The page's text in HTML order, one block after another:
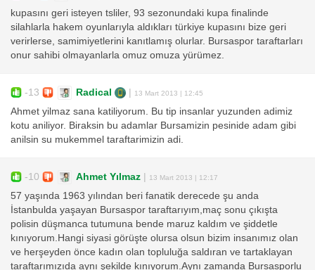
kupasını geri isteyen tsliler, 93 sezonundaki kupa finalinde
silahlarla hakem oyunlarıyla aldıkları türkiye kupasını bize geri
verirlerse, samimiyetlerini kanıtlamış olurlar. Bursaspor taraftarları
onur sahibi olmayanlarla omuz omuza yürümez.
-13 Radical 13 Mart 2013 | 12:45
Ahmet yilmaz sana katiliyorum. Bu tip insanlar yuzunden adimiz
kotu aniliyor. Biraksin bu adamlar Bursamizin pesinide adam gibi
anilsin su mukemmel taraftarimizin adi.
-10 Ahmet Yılmaz 13 Mart 2013 | 12:17
57 yaşında 1963 yılından beri fanatik derecede şu anda
İstanbulda yaşayan Bursaspor taraftarıyım,maç sonu çıkışta
polisin düşmanca tutumuna bende maruz kaldım ve şiddetle
kınıyorum.Hangi siyasi görüşte olursa olsun bizim insanımız olan
ve herşeyden önce kadın olan topluluğa saldıran ve tartaklayan
taraftarımızıda aynı şekilde kınıyorum.Aynı zamanda Bursasporlu